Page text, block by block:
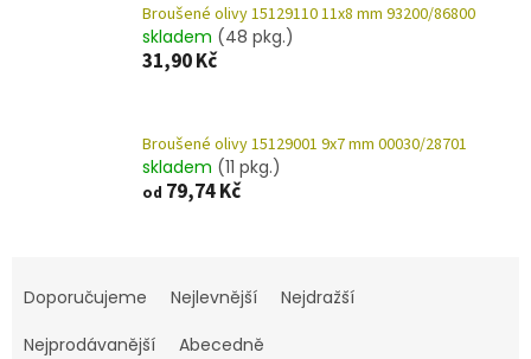
Broušené olivy 15129110 11x8 mm 93200/86800
skladem (48 pkg.)
31,90 Kč
Broušené olivy 15129001 9x7 mm 00030/28701
skladem (11 pkg.)
od 79,74 Kč
Doporučujeme Nejlevnější
Nejdražší
Nejprodávanější
Abecedně